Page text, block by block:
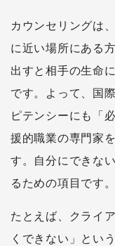
カウンセリングは
に近い場所にある
出すと相手の生命
です。よって、国
ピテンシーにも「
援的職業の専門家
す。自分にできな
るための項目です。
たとえば、クライ
くできない」とい